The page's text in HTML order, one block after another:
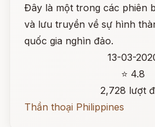
Đây là một trong các phiên
và lưu truyền về sự hình
quốc gia nghìn đảo.
13-03-
⭐ 4.8
2,728 lượt
Thần thoại Philippines